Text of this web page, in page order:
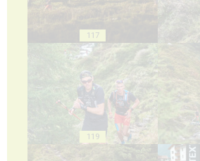
117
119